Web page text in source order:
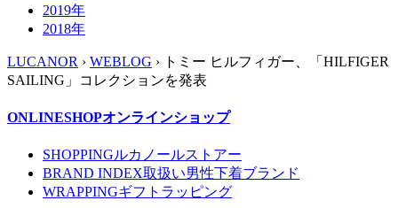
2019年
2018年
LUCANOR › WEBLOG › トミー ヒルフィガー、「HILFIGER
SAILING」コレクションを発表
ONLINESHOPオンラインショップ
SHOPPINGルカノールストアー
BRAND INDEX取扱い男性下着ブランド
WRAPPINGギフトラッピング